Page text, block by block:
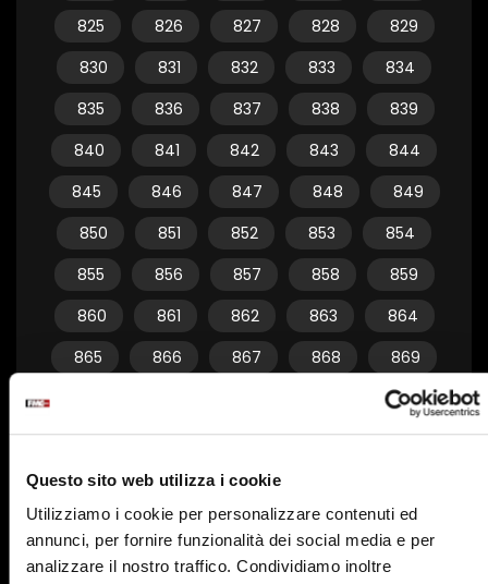
Questo sito web utilizza i cookie
Utilizziamo i cookie per personalizzare contenuti ed
annunci, per fornire funzionalità dei social media e per
analizzare il nostro traffico. Condividiamo inoltre
825
826 827 828
829
830
831 832 833
834
835
836 837 838
839
840
841 842 843
844
845
846 847 848
849
850
851 852 853
854
855
856 857 858
859
860
861 862 863
864
865
866 867 868
869
874
875
876 877 878
879
880
881 882
885
886 887 888
889
890
891 892 893 894